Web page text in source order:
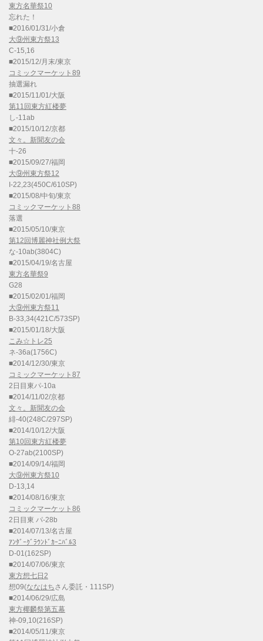
東方名華祭10
忘れた！
■2016/01/31/小倉
大⑨州東方祭13
C-15,16
■2015/12/月末/東京
コミックマーケット89
抽選漏れ
■2015/11/01/大阪
第11回東方紅楼夢
し-11ab
■2015/10/12/京都
文々。新聞友の会
十-26
■2015/09/27/福岡
大⑨州東方祭12
I-22,23(450C/610SP)
■2015/08/中旬/東京
コミックマーケット88
落選
■2015/05/10/東京
第12回博麗神社例大祭
な-10ab(3804C)
■2015/04/19/名古屋
東方名華祭9
G28
■2015/02/01/福岡
大⑨州東方祭11
B-33,34(421C/573SP)
■2015/01/18/大阪
こみ☆トレ25
ネ-36a(1756C)
■2014/12/30/東京
コミックマーケット87
2日目東パ-10a
■2014/11/02/京都
文々。新聞友の会
緋-40(248C/297SP)
■2014/10/12/大阪
第10回東方紅楼夢
O-27ab(2100SP)
■2014/09/14/福岡
大⑨州東方祭10
D-13,14
■2014/08/16/東京
コミックマーケット86
2日目東 パ-28b
■2014/07/13/名古屋
ｱﾝﾀﾞｰｸﾞﾗｳﾝﾄﾞｶｰﾆﾊﾞﾙ3
D-01(162SP)
■2014/07/06/東京
東方想七日2
想09(ななはちさん委託・111SP)
■2014/06/29/広島
東方椰麟祭第五幕
神-09,10(216SP)
■2014/05/11/東京